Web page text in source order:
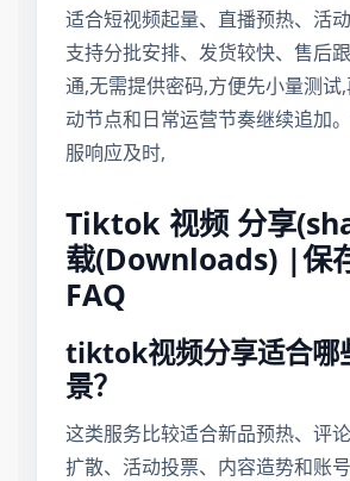
适合短视频起量、直播预热、活
支持分批安排、发货较快、售后
通,无需提供密码,方便先小量测试
动节点和日常运营节奏继续追加
服响应及时,
Tiktok 视频 分享
载(Downloads) |保
FAQ
tiktok视频分享适合哪
景？
这类服务比较适合新品预热、评
扩散、活动投票、内容造势和账号